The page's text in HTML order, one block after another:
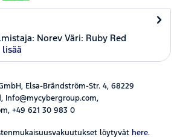
Norev Väri: Ruby Red
lisää
Elsa-Brändström-Str. 4, 68229
Info@mycybergroup.com,
+49 621 30 983 0
löytyvät here.